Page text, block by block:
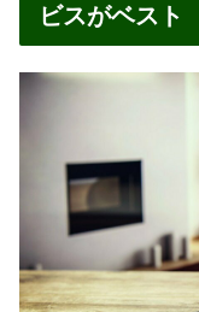
ビスがベスト